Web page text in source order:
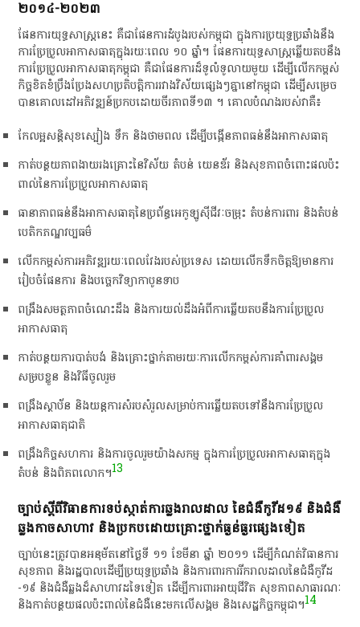
២០១៤-២០២៣
​ផែនការ​យុទ្ធសាស្ត្រ​នេះ​ គឺជា​ផែនការ​ដំបូង​របស់​កម្ពុជា​ ក្នុង​ការ​ប្រយុទ្ធ​ប្រឆាំង​នឹង​
ការ​ប្រែប្រួល​អាកាសធាតុ​ក្នុង​រយៈពេល​ ១០​ ឆ្នាំ​។​ ផែនការ​យុទ្ធសាស្ត្រ​ឆ្លើយ​តប​នឹង​
ការ​ប្រែប្រួល​អាកាសធាតុ​កម្ពុជា​ គឺជា​ផែនការ​ដ៏​ទូលំទូលាយ​មួយ​ ដើម្បី​លើកកម្ពស់​
កិច្ច​ខិតខំ​ប្រឹងប្រែង​សហប្រតិបត្តិការ​រវាង​វិស័យ​ផ្សេងៗ​គ្នា​នៅ​កម្ពុជា​ ដើម្បី​សម្រេច​
បាន​គោលដៅ​អភិវឌ្ឍន៍​ប្រកបដោយ​ចីរភាព​ទី​១៣​ ។​ គោលបំណង​របស់​វា​គឺ​៖
​កែ​លម្អ​សន្តិសុខ​ស្បៀង​ ទឹក​ និង​ថាមពល​ ដើម្បី​បង្កើន​ភាព​ធន់​នឹង​អាកាសធាតុ​
​កាត់​បន្ថយ​ភាព​ងាយ​រង​គ្រោះ​នៃ​វិស័យ​ តំបន់​ យេ​ន​ឌ័​រ​ និង​សុខភាព​ចំពោះ​ផល​ប៉ះ
ពាល់​នៃ​ការ​ប្រែប្រួល​អាកាសធាតុ​
​ធានា​ភាព​ធន់​នឹង​អាកាសធាតុ​នៃ​ប្រព័ន្ធ​អេកូឡូស៊ី​ជីវៈចម្រុះ​ តំបន់​ការពារ​ និង​តំបន់​
បេតិកភណ្ឌ​វប្បធម៌​
​លើកកម្ពស់​ការ​អភិវឌ្ឍ​រយៈពេល​វែង​របស់​ប្រទេស​ ដោយ​លើកទឹកចិត្ត​ឱ្យ​មានការ​
រៀបចំ​ផែនការ​ និង​បច្ចេកវិទ្យា​កាបូន​ទាប​
​ពង្រឹងសមត្ថភាព​ចំណេះដឹង​ និង​ការ​យល់​ដឹង​អំពី​ការ​ឆ្លើយ​តប​នឹង​ការ​ប្រែប្រួល​
អាកាសធាតុ​
​កាត់​បន្ថយ​ការ​បាត់បង់​ និង​គ្រោះថ្នាក់​តាម​រយៈ​ការ​លើកកម្ពស់​ការ​គាំពារ​សង្គម​
សម្រប​ខ្លួន​ និង​វិធី​ចូលរួម​
​ពង្រឹង​ស្ថាប័ន​ និង​យន្តការ​សំរបសំរួល​សម្រាប់​ការ​ឆ្លើយ​តប​ទៅ​នឹង​ការ​ប្រែប្រួល​
អាកាសធាតុ​ជាតិ​
​ពង្រឹង​កិច្ចសហការ​ និង​ការ​ចូលរួម​យ៉ាង​សកម្ម​ ក្នុង​ការ​ប្រែប្រួល​អាកាសធាតុ​ក្នុង​
តំបន់​ និង​ពិភពលោក​។​13
​ច្បាប់​ស្តី​ពី​វិធានការ​ទប់ស្កាត់​ការ​ឆ្លង​រាលដាល​ នៃ​ជំងឺ​កូ​វី​ដ​១៩​ និង​ជំងឺ
ឆ្លង​កាច​សាហាវ​ និង​ប្រកបដោយ​គ្រោះថ្នាក់​ធ្ងន់ធ្ងរ​ផ្សេង​ទៀត​
​ច្បាប់​នេះ​ត្រូវ​បាន​អនុម័ត​នៅ​ថ្ងៃ​ទី​ ១១​ ខែមីនា​ ឆ្នាំ​ ២០១១​ ដើម្បី​កំណត់​វិធានការ​
សុខភាព​ និង​រដ្ឋបាល​ដើម្បី​ប្រយុទ្ធ​ប្រឆាំង​ និង​ការពារ​ការ​រីក​រាលដាល​នៃ​ជំងឺ​កូ​វី​ដ​
-១៩​ និង​ជំងឺឆ្លង​ដ៏​សាហាវ​ដទៃ​ទៀត​ ដើម្បី​ការពារ​អាយុជីវិត​ សុខភាព​សាធារណៈ​
និង​កាត់​បន្ថយ​ផល​ប៉ះពាល់​នៃ​ជំងឺ​នេះ​មក​លើ​សង្គម​ និង​សេដ្ឋកិច្ច​កម្ពុជា​។​14